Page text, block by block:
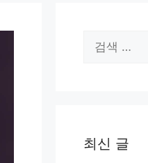
색:
최신 글